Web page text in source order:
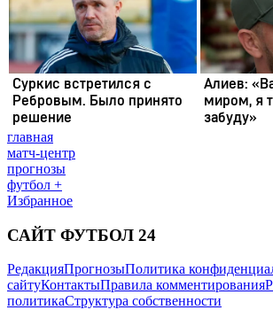
главная
матч-центр
прогнозы
футбол +
Избранное
САЙТ ФУТБОЛ 24
РедакцияПрогнозыПолитика
сайтуКонтактыПравила комментирования
политикаСтруктура собственности